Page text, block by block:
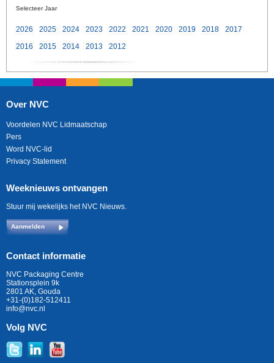
Selecteer Jaar
2026 2025 2024 2023 2022 2021 2020 2019 2018
2017
2016
2015 2014 2013 2012
Over NVC
Voordelen NVC Lidmaatschap
Pers
Word NVC-lid
Privacy Statement
Weeknieuws ontvangen
Stuur mij wekelijks het NVC Nieuws.
Aanmelden
Contact informatie
NVC Packaging Centre
Stationsplein 9k
2801 AK, Gouda
+31-(0)182-512411
info@nvc.nl
Volg NVC